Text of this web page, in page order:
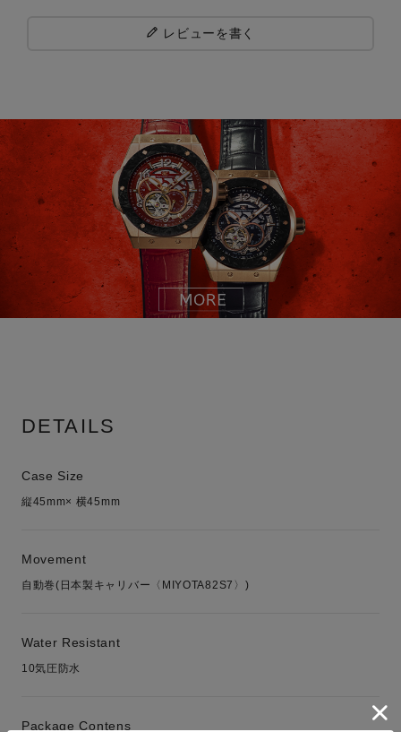
レビューを書く
DETAILS
Case Size
縦45mm× 横45mm
Movement
自動巻(日本製キャリバー〈MIYOTA82S7〉)
Water Resistant
10気圧防水
Package Contens